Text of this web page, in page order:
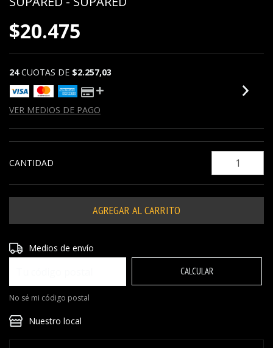
$20.475
24 CUOTAS DE $2.257,03
VER MEDIOS DE PAGO
CANTIDAD
Entregas para el CP:
Medios de envío
CALCULAR
No sé mi código postal
Nuestro local